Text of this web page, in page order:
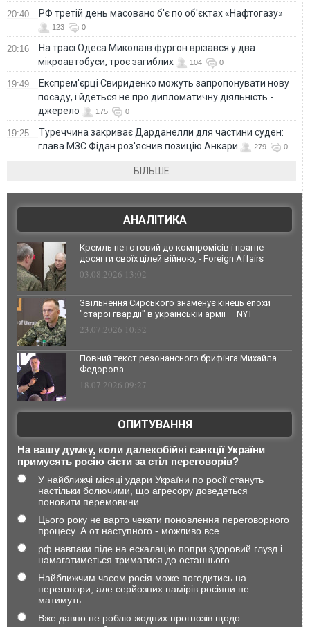
20:40 РФ третій день масовано б'є по об'єктах «Нафтогазу»
123 0
20:16
На трасі Одеса Миколаїв фургон врізався у два
мікроавтобуси, троє загиблих
104 0
19:49
Експрем'єрці Свириденко можуть запропонувати нову
посаду, і йдеться не про дипломатичну діяльність -
джерело
175 0
19:25
Туреччина закриває Дарданелли для частини суден:
глава МЗС Фідан роз'яснив позицію Анкари
279 0
БІЛЬШЕ
АНАЛІТИКА
Кремль не готовий до компромісів і прагне
досягти своїх цілей війною, - Foreign Affairs
03.08.2026 13:02
Звільнення Сирського знаменує кінець епохи
"старої гвардії" в українській армії — NYT
23.07.2026 10:32
Повний текст резонансного брифінга Михайла
Федорова
18.07.2026 09:27
ОПИТУВАННЯ
На вашу думку, коли далекобійні санкції України
примусять росію сісти за стіл переговорів?
У найближчі місяці удари України по росії стануть
настільки болючими, що агресору доведеться
поновити перемовини
Цього року не варто чекати поновлення переговорного
процесу. А от наступного - можливо все
рф навпаки піде на ескалацію попри здоровий глузд і
намагатиметься триматися до останнього
Найближчим часом росія може погодитись на
переговори, але серйозних намірів росіяни не
матимуть
Вже давно не роблю жодних прогнозів щодо